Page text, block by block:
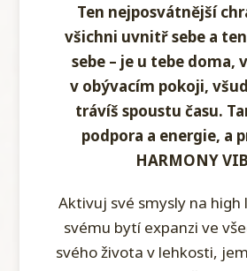
Ten nejposvátnější
všichni uvnitř sebe a
sebe – je u tebe doma,
v obývacím pokoji,
trávíš spoustu času.
podpora a energie, a
HARMONY
Aktivuj své smysly na high
svému bytí expanzi ve
svého života v lehkosti,